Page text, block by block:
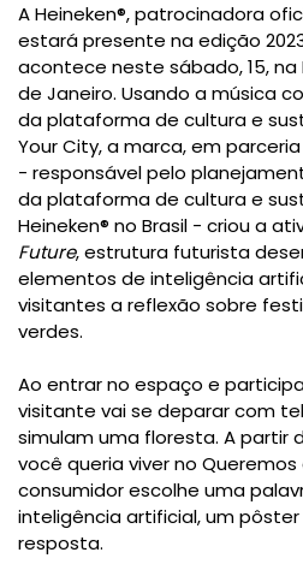
A Heineken®, patrocinadora
estará presente na edição
acontece neste sábado, 15, na
de Janeiro. Usando a música
da plataforma de cultura e
Your City, a marca, em
- responsável pelo
da plataforma de cultura e
Heineken® no Brasil - criou a
Future, estrutura futurista
elementos de inteligência
visitantes a reflexão sobre
verdes.
Ao entrar no espaço e
visitante vai se deparar com
simulam uma floresta. A partir
você queria viver no Queremos
consumidor escolhe uma
inteligência artificial, um
resposta.